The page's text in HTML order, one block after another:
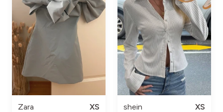
Zara
XS
shein
XS